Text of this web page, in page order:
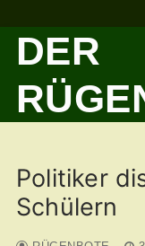
Zum
Inhalt
springen
DER
Politiker
Schülern